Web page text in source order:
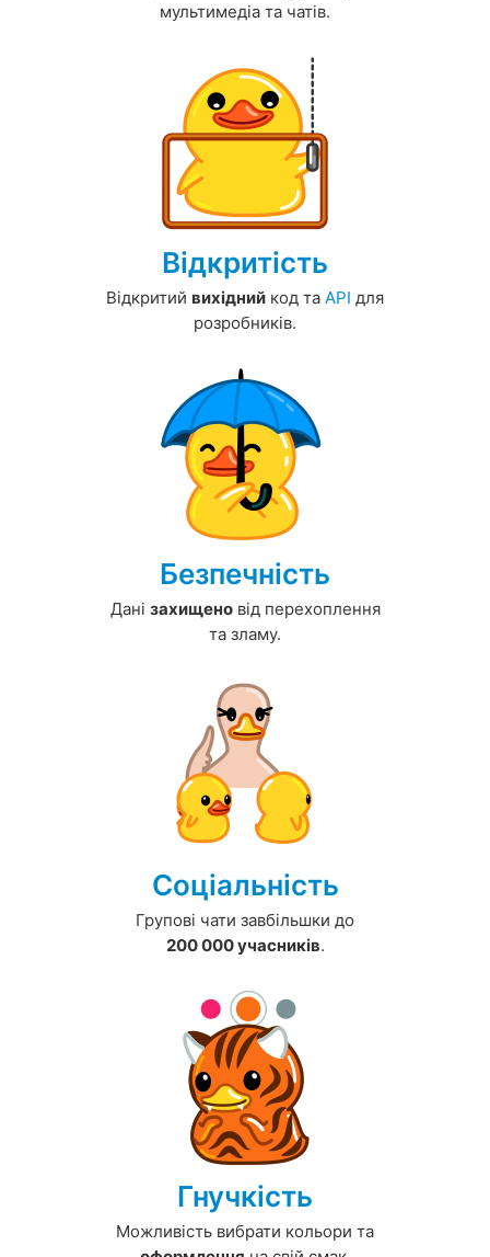
мультимедіа та чатів.
Відкритість
Відкритий вихідний код та API для
розробників.
Безпечність
Дані захищеновід перехоплення
та зламу.
Соціальність
Групові чати завбільшки до
200 000 учасників.
Гнучкість
Можливість вибрати кольори та